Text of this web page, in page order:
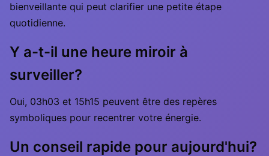
bienveillante qui peut clarifier une petite étape
quotidienne.
Y a-t-il une heure miroir à
surveiller?
Oui, 03h03 et 15h15 peuvent être des repères
symboliques pour recentrer votre énergie.
Un conseil rapide pour aujourd'hui?